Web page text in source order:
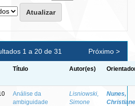
1 a 20 de 31 Próximo >
Título Autor(es)
Análise da
ambiguidade
Lisniowski,
Simone
Nunes,
Christiane